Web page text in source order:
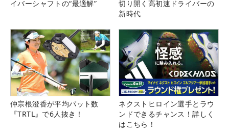
イバーシャフトの“最適解”
切り開く高初速ドライバーの
新時代
仲宗根澄香が平均パット数
『TRTL』で6人抜き！
ネクストヒロイン選手とラウ
ンドできるチャンス！詳しく
はこちら！